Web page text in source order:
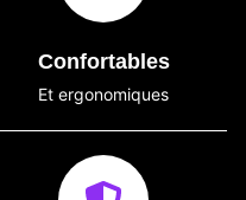
Confortables
Et ergonomiques